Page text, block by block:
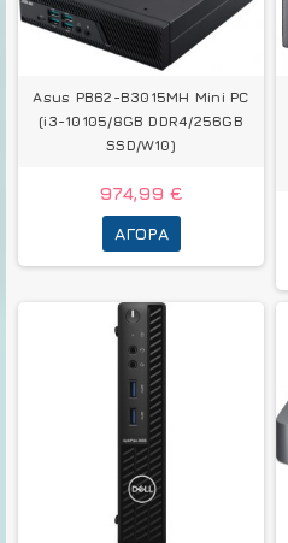
Asus PB62-B3015MH Mini PC
(i3-10105/8GB DDR4/256GB
SSD/W10)
974,99 €
ΑΓΟΡΆ